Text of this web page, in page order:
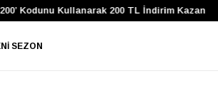
Kullanarak 200 TL İndirim Kazan
SEZON